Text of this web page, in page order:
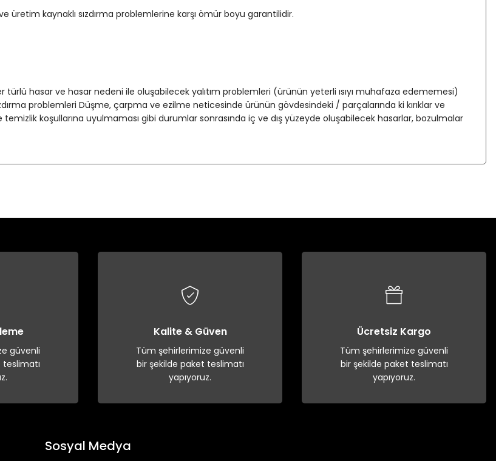
kaynaklı sızdırma problemlerine karşı ömür boyu garantilidir.
hasar ve hasar nedeni ile oluşabilecek yalıtım problemleri (ürünün yeterli ısıyı muhafaza edememesi)
problemleri Düşme, çarpma ve ezilme neticesinde ürünün gövdesindeki / parçalarında ki kırıklar ve
koşullarına uyulmaması gibi durumlar sonrasında iç ve dış yüzeyde oluşabilecek hasarlar, bozulmalar
güvenli
Kalite & Güven
Tüm şehirlerimize güvenli
bir şekilde paket teslimatı
yapıyoruz.
Ücretsiz Kargo
Tüm şehirlerimize güvenli
bir şekilde paket teslimatı
yapıyoruz.
Sosyal Medya